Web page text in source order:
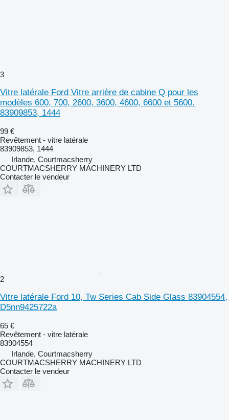
3
Vitre latérale Ford Vitre arrière de cabine Q pour les
modèles 600, 700, 2600, 3600, 4600, 6600 et 5600.
83909853, 1444
99 €
Revêtement - vitre latérale
83909853, 1444
Irlande, Courtmacsherry
COURTMACSHERRY MACHINERY LTD
Contacter le vendeur
2
Vitre latérale Ford 10, Tw Series Cab Side Glass 83904554,
D5nn9425722a
65 €
Revêtement - vitre latérale
83904554
Irlande, Courtmacsherry
COURTMACSHERRY MACHINERY LTD
Contacter le vendeur